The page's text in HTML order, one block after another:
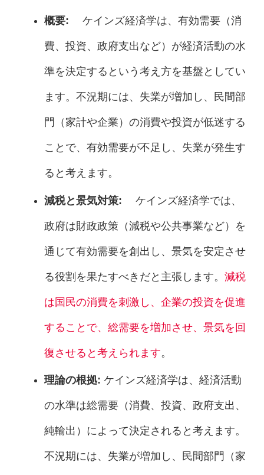
概要: ケインズ経済学は、有効需要（消
費、投資、政府支出など）が経済活動の水
準を決定するという考え方を基盤としてい
ます。不況期には、失業が増加し、民間部
門（家計や企業）の消費や投資が低迷する
ことで、有効需要が不足し、失業が発生す
ると考えます。
減税と景気対策: ケインズ経済学では、
政府は財政政策（減税や公共事業など）を
通じて有効需要を創出し、景気を安定させ
る役割を果たすべきだと主張します。減税
は国民の消費を刺激し、企業の投資を促進
することで、総需要を増加させ、景気を回
復させると考えられます。
理論の根拠: ケインズ経済学は、経済活動
の水準は総需要（消費、投資、政府支出、
純輸出）によって決定されると考えます。
不況期には、失業が増加し、民間部門（家